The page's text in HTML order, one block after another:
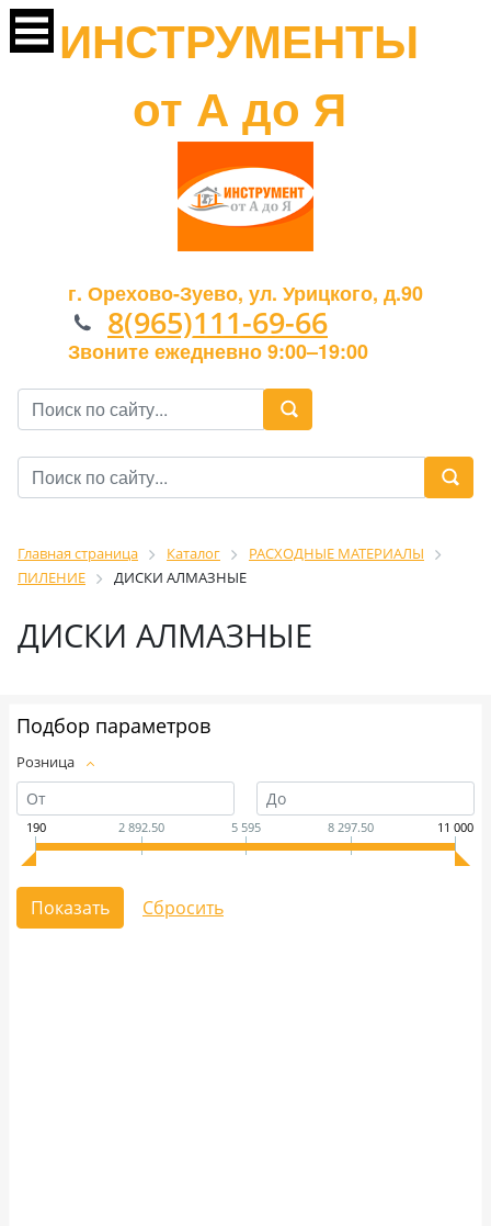
ИНСТРУМЕНТЫ
от А до Я
г. Орехово-Зуево, ул. Урицкого, д.90
8(965)111-69-66
Звоните ежедневно 9:00–19:00
Главная страница Каталог
РАСХОДНЫЕ МАТЕРИАЛЫ
ПИЛЕНИЕ
ДИСКИ АЛМАЗНЫЕ
ДИСКИ АЛМАЗНЫЕ
Подбор параметров
Розница
190 2 892.50 5 595 8 297.50 11 000